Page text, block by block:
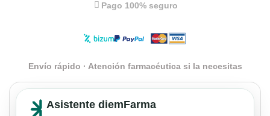
Pago 100% seguro
Envío rápido · Atención farmacéutica si la necesitas
Asistente diemFarma